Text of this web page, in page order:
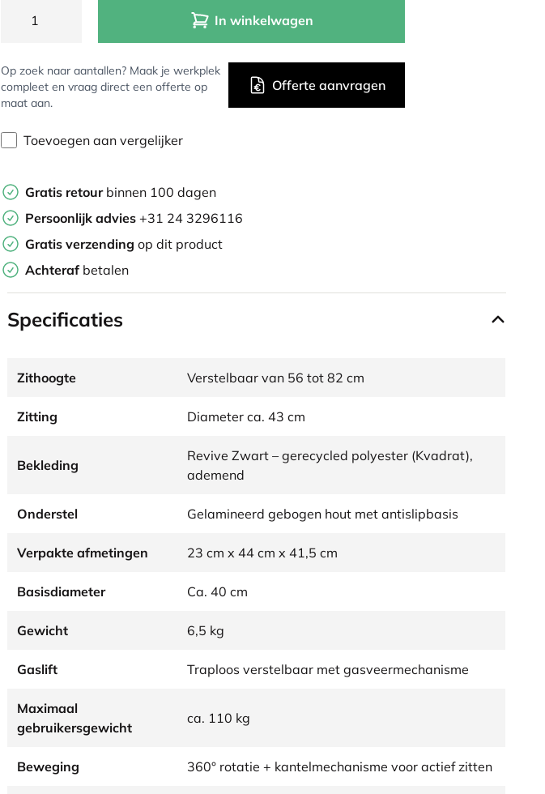
In winkelwagen
Op zoek naar aantallen? Maak je werkplek
compleet en vraag direct een offerte op
maat aan.
Offerte aanvragen
Toevoegen aan vergelijker
Gratis retourbinnen 100 dagen
Persoonlijk advies +31 24 3296116
Gratis verzending op dit product
Achteraf betalen
Specificaties
Zithoogte Verstelbaar van 56 tot 82 cm
Zitting Diameter ca. 43 cm
Bekleding
Revive Zwart – gerecycled polyester (Kvadrat),
ademend
Onderstel Gelamineerd gebogen hout met antislipbasis
Verpakte afmetingen 23 cm x 44 cm x 41,5 cm
Basisdiameter Ca. 40 cm
Gewicht 6,5 kg
Gaslift Traploos verstelbaar met gasveermechanisme
Maximaal
gebruikersgewicht
ca. 110 kg
Beweging 360° rotatie + kantelmechanisme voor actief zitten